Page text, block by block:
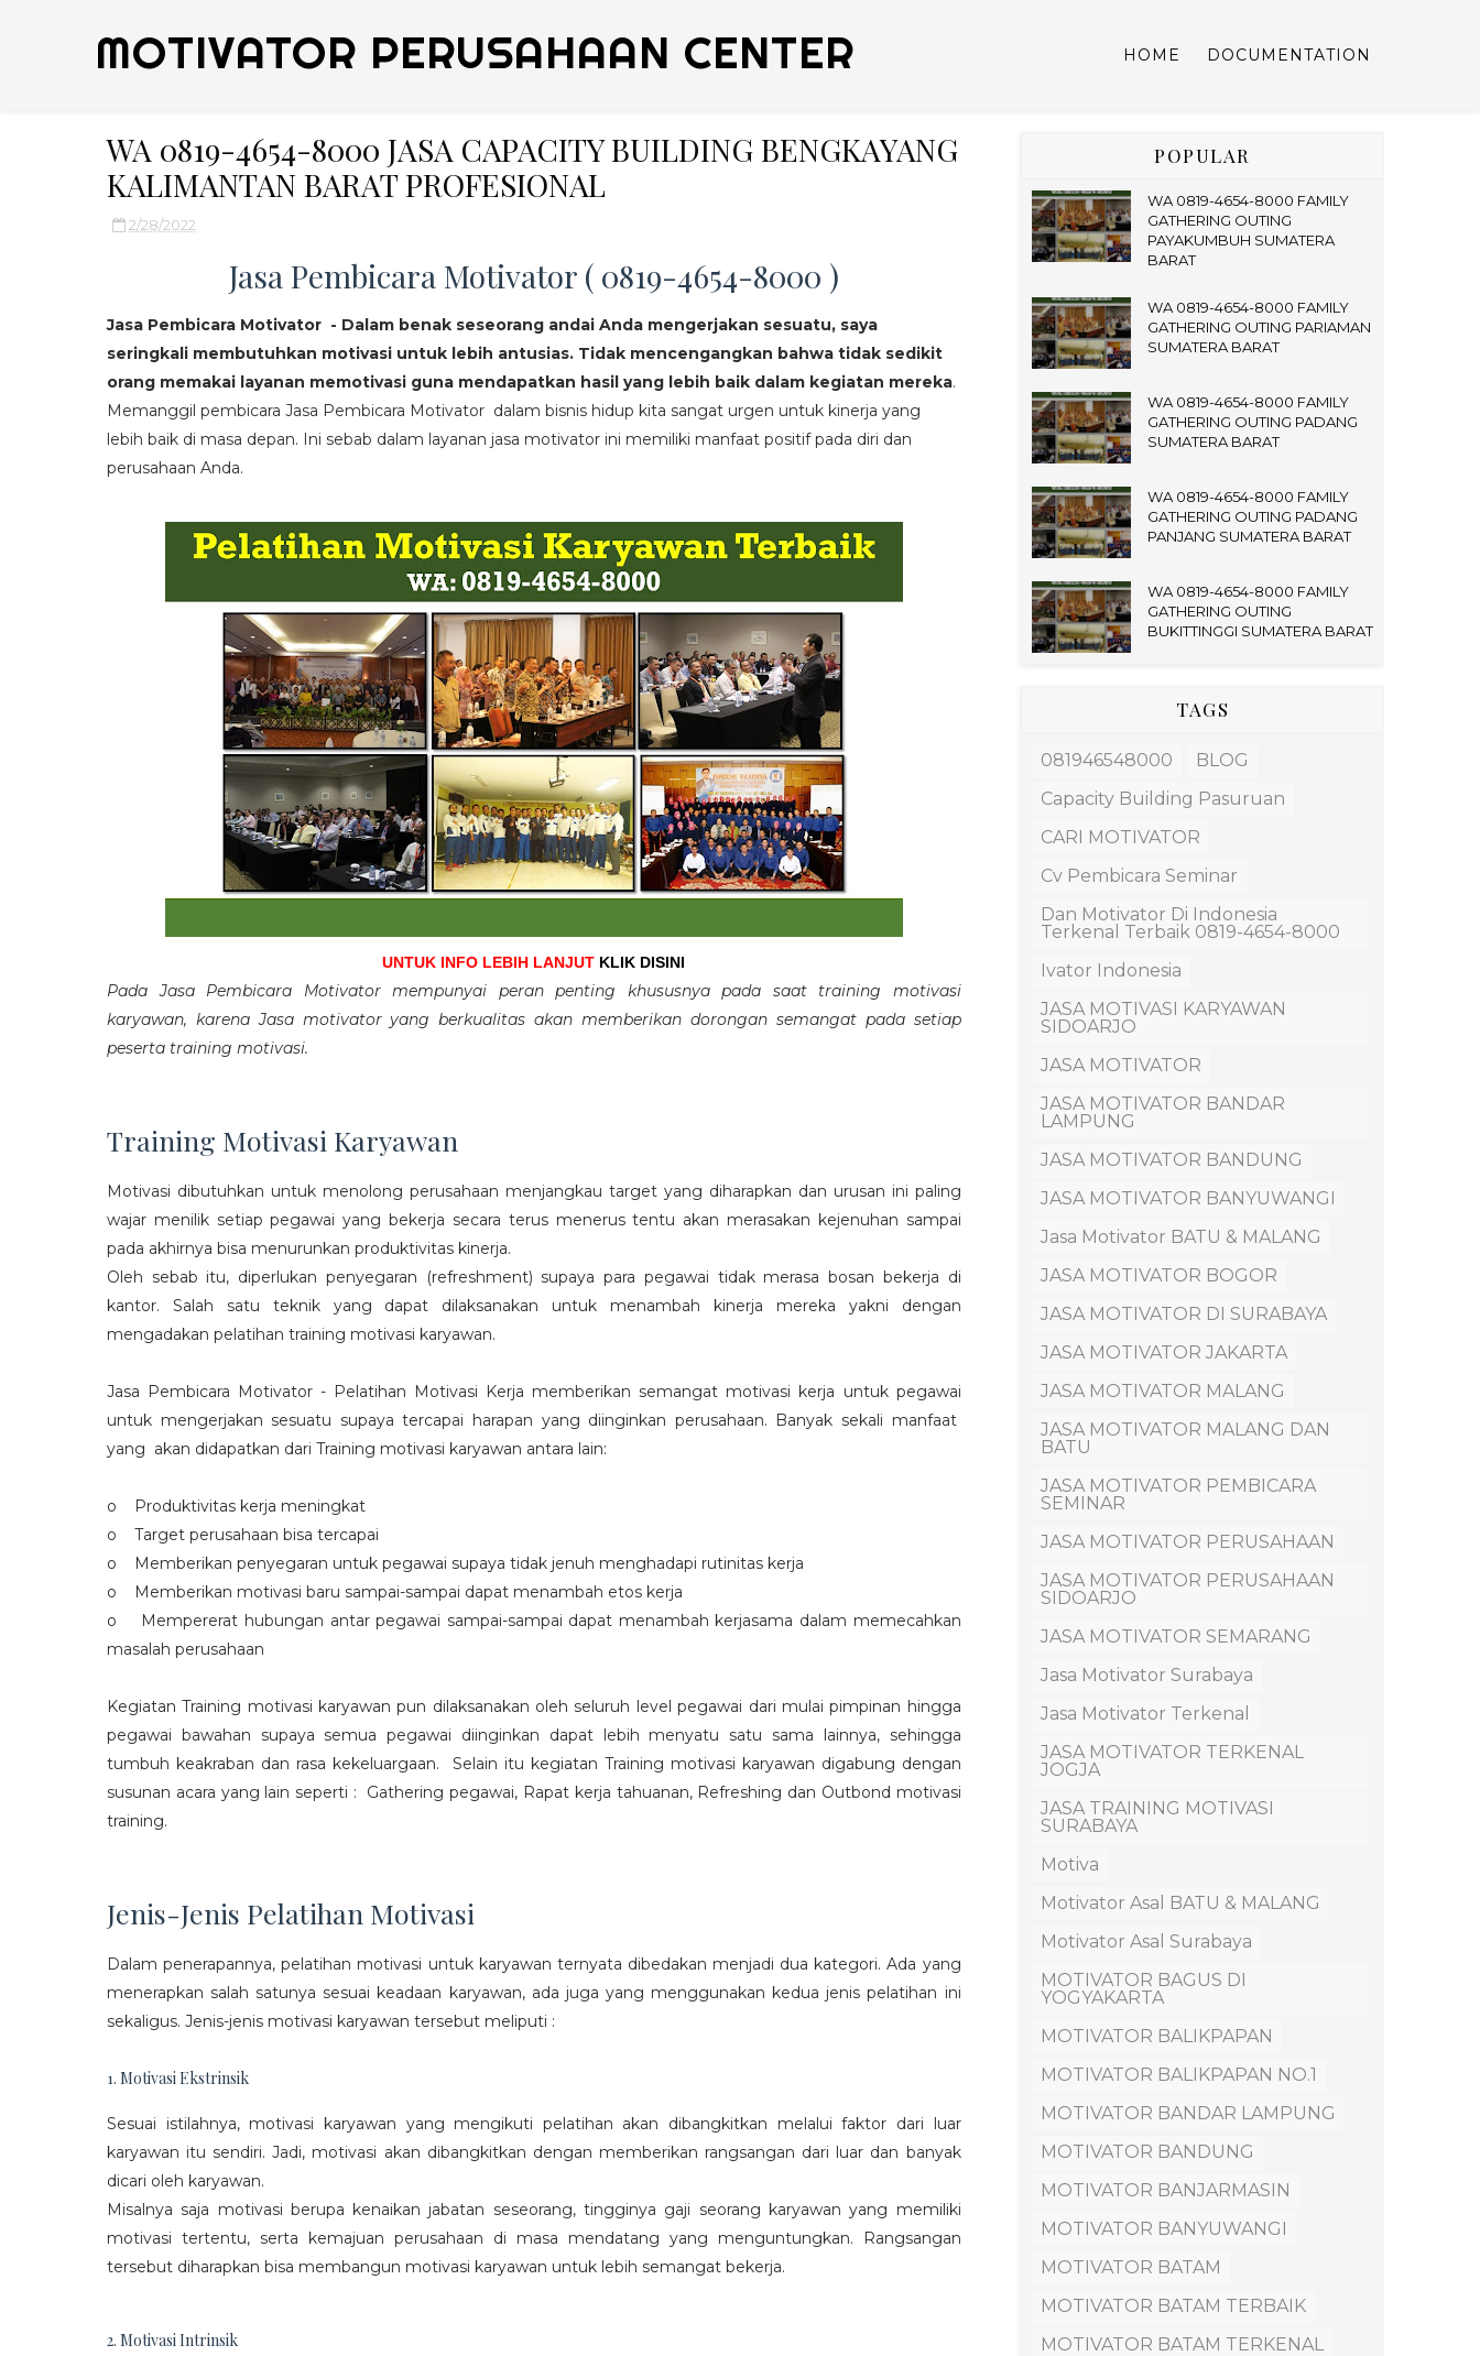
MOTIVATOR PERUSAHAAN CENTER HOME DOCUMENTATION
WA 0819-4654-8000 JASA CAPACITY BUILDING BENGKAYANG
KALIMANTAN BARAT PROFESIONAL
2/28/2022
Jasa Pembicara Motivator ( 0819-4654-8000 )
Jasa Pembicara Motivator - Dalam benak seseorang andai Anda mengerjakan sesuatu, saya
seringkali membutuhkan motivasi untuk lebih antusias. Tidak mencengangkan bahwa tidak sedikit
orang memakai layanan memotivasi guna mendapatkan hasil yang lebih baik dalam kegiatan mereka.
Memanggil pembicara Jasa Pembicara Motivator dalam bisnis hidup kita sangat urgen untuk kinerja yang
lebih baik di masa depan. Ini sebab dalam layanan jasa motivator ini memiliki manfaat positif pada diri dan
perusahaan Anda.
UNTUK INFO LEBIH LANJUT KLIK DISINI
Pada Jasa Pembicara Motivator mempunyai peran penting khususnya pada saat training motivasi
karyawan, karena Jasa motivator yang berkualitas akan memberikan dorongan semangat pada setiap
peserta training motivasi.
Training Motivasi Karyawan
Motivasi dibutuhkan untuk menolong perusahaan menjangkau target yang diharapkan dan urusan ini paling
wajar menilik setiap pegawai yang bekerja secara terus menerus tentu akan merasakan kejenuhan sampai
pada akhirnya bisa menurunkan produktivitas kinerja.
Oleh sebab itu, diperlukan penyegaran (refreshment) supaya para pegawai tidak merasa bosan bekerja di
kantor. Salah satu teknik yang dapat dilaksanakan untuk menambah kinerja mereka yakni dengan
mengadakan pelatihan training motivasi karyawan.
Jasa Pembicara Motivator - Pelatihan Motivasi Kerja memberikan semangat motivasi kerja untuk pegawai
untuk mengerjakan sesuatu supaya tercapai harapan yang diinginkan perusahaan. Banyak sekali manfaat
yang akan didapatkan dari Training motivasi karyawan antara lain:
o Produktivitas kerja meningkat
o Target perusahaan bisa tercapai
o Memberikan penyegaran untuk pegawai supaya tidak jenuh menghadapi rutinitas kerja
o Memberikan motivasi baru sampai-sampai dapat menambah etos kerja
o Mempererat hubungan antar pegawai sampai-sampai dapat menambah kerjasama dalam memecahkan
masalah perusahaan
Kegiatan Training motivasi karyawan pun dilaksanakan oleh seluruh level pegawai dari mulai pimpinan hingga
pegawai bawahan supaya semua pegawai diinginkan dapat lebih menyatu satu sama lainnya, sehingga
tumbuh keakraban dan rasa kekeluargaan. Selain itu kegiatan Training motivasi karyawan digabung dengan
susunan acara yang lain seperti : Gathering pegawai, Rapat kerja tahuanan, Refreshing dan Outbond motivasi
training.
Jenis-Jenis Pelatihan Motivasi
Dalam penerapannya, pelatihan motivasi untuk karyawan ternyata dibedakan menjadi dua kategori. Ada yang
menerapkan salah satunya sesuai keadaan karyawan, ada juga yang menggunakan kedua jenis pelatihan ini
sekaligus. Jenis-jenis motivasi karyawan tersebut meliputi :
1. Motivasi Ekstrinsik
Sesuai istilahnya, motivasi karyawan yang mengikuti pelatihan akan dibangkitkan melalui faktor dari luar
karyawan itu sendiri. Jadi, motivasi akan dibangkitkan dengan memberikan rangsangan dari luar dan banyak
dicari oleh karyawan.
Misalnya saja motivasi berupa kenaikan jabatan seseorang, tingginya gaji seorang karyawan yang memiliki
motivasi tertentu, serta kemajuan perusahaan di masa mendatang yang menguntungkan. Rangsangan
tersebut diharapkan bisa membangun motivasi karyawan untuk lebih semangat bekerja.
2. Motivasi Intrinsik
POPULAR
WA 0819-4654-8000 FAMILY
GATHERING OUTING
PAYAKUMBUH SUMATERA
BARAT
WA 0819-4654-8000 FAMILY
GATHERING OUTING PARIAMAN
SUMATERA BARAT
WA 0819-4654-8000 FAMILY
GATHERING OUTING PADANG
SUMATERA BARAT
WA 0819-4654-8000 FAMILY
GATHERING OUTING PADANG
PANJANG SUMATERA BARAT
WA 0819-4654-8000 FAMILY
GATHERING OUTING
BUKITTINGGI SUMATERA BARAT
TAGS
081946548000
BLOG
Capacity Building Pasuruan
CARI MOTIVATOR
Cv Pembicara Seminar
Dan Motivator Di Indonesia
Terkenal Terbaik 0819-4654-8000
Ivator Indonesia
JASA MOTIVASI KARYAWAN
SIDOARJO
JASA MOTIVATOR
JASA MOTIVATOR BANDAR
LAMPUNG
JASA MOTIVATOR BANDUNG
JASA MOTIVATOR BANYUWANGI
Jasa Motivator BATU & MALANG
JASA MOTIVATOR BOGOR
JASA MOTIVATOR DI SURABAYA
JASA MOTIVATOR JAKARTA
JASA MOTIVATOR MALANG
JASA MOTIVATOR MALANG DAN
BATU
JASA MOTIVATOR PEMBICARA
SEMINAR
JASA MOTIVATOR PERUSAHAAN
JASA MOTIVATOR PERUSAHAAN
SIDOARJO
JASA MOTIVATOR SEMARANG
Jasa Motivator Surabaya
Jasa Motivator Terkenal
JASA MOTIVATOR TERKENAL
JOGJA
JASA TRAINING MOTIVASI
SURABAYA
Motiva
Motivator Asal BATU & MALANG
Motivator Asal Surabaya
MOTIVATOR BAGUS DI
YOGYAKARTA
MOTIVATOR BALIKPAPAN
MOTIVATOR BALIKPAPAN NO.1
MOTIVATOR BANDAR LAMPUNG
MOTIVATOR BANDUNG
MOTIVATOR BANJARMASIN
MOTIVATOR BANYUWANGI
MOTIVATOR BATAM
MOTIVATOR BATAM TERBAIK
MOTIVATOR BATAM TERKENAL